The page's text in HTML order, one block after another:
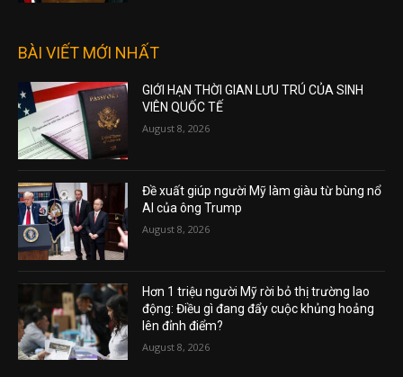
BÀI VIẾT MỚI NHẤT
GIỚI HẠN THỜI GIAN LƯU TRÚ CỦA SINH
VIÊN QUỐC TẾ
August 8, 2026
Đề xuất giúp người Mỹ làm giàu từ bùng nổ
AI của ông Trump
August 8, 2026
Hơn 1 triệu người Mỹ rời bỏ thị trường lao
động: Điều gì đang đẩy cuộc khủng hoảng
lên đỉnh điểm?
August 8, 2026